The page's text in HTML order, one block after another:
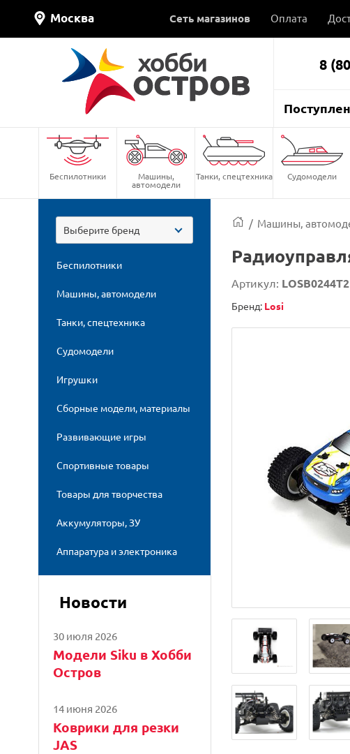
Москва Сеть магазинов Оплата
8
Беспилотники Машины,
автомодели
Танки, спецтехника Судомодели
Выберите бренд
Беспилотники
Машины, автомодели
Танки, спецтехника
Судомодели
Игрушки
Сборные модели, материалы
Развивающие игры
Спортивные товары
Товары для творчества
Аккумуляторы, ЗУ
Аппаратура и электроника
Новости
30 июля 2026
Модели Siku в Хобби
Остров
14 июня 2026
Коврики для резки
JAS
/ Машины,
Артикул: LOSB0244T2
Бренд: Losi